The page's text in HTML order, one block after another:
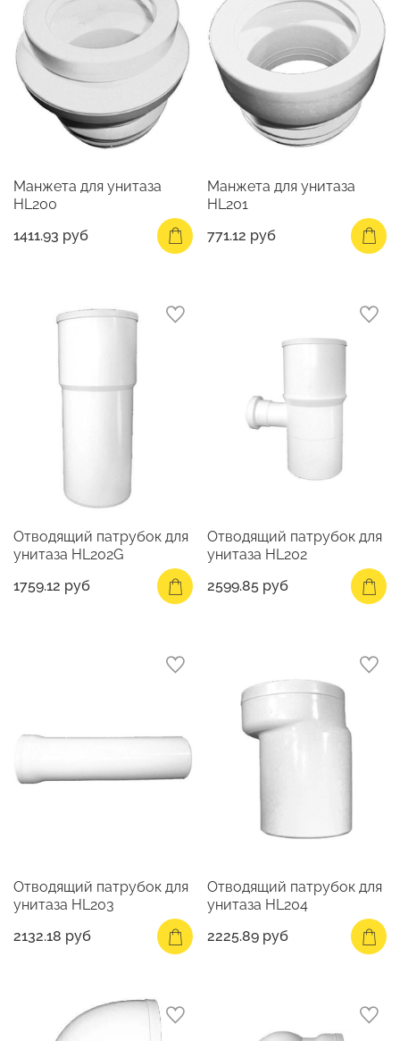
Манжета для унитаза
HL200
1411.93 руб
Манжета для унитаза
HL201
771.12 руб
Отводящий патрубок для
унитаза HL202G
1759.12 руб
Отводящий патрубок для
унитаза HL202
2599.85 руб
Отводящий патрубок для
унитаза HL203
2132.18 руб
Отводящий патрубок для
унитаза HL204
2225.89 руб